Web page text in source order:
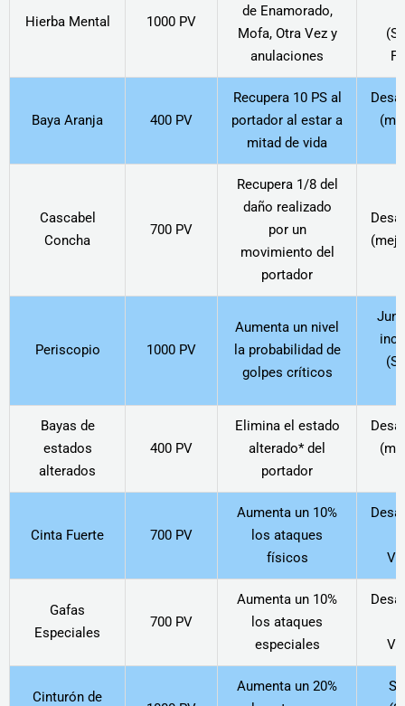
Hierba Mental 1000 PV
de Enamorado,
Mofa, Otra Vez y
anulaciones
Baya Aranja 400 PV
Recupera 10 PS al
portador al estar a
mitad de vida
Cascabel
Concha
700 PV
Recupera 1/8 del
daño realizado
por un
movimiento del
portador
Periscopio 1000 PV
Aumenta un nivel
la probabilidad de
golpes críticos
Bayas de
estados
alterados
400 PV
Elimina el estado
alterado* del
portador
Cinta Fuerte 700 PV
Aumenta un 10%
los ataques
físicos
Gafas
Especiales
700 PV
Aumenta un 10%
los ataques
especiales
Cinturón de
Aumenta un 20%